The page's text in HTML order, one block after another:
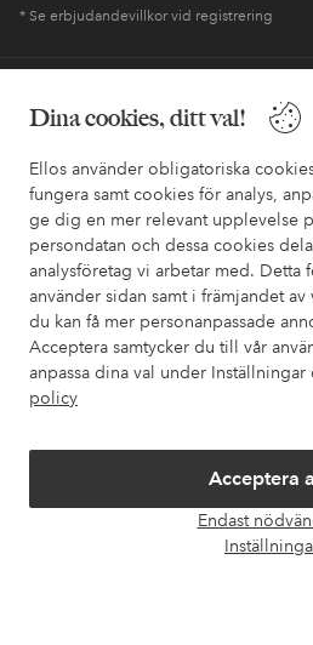
Dina cookies, ditt val!
Ellos använder obligatoriska
fungera samt cookies för analys,
ge dig en mer relevant upplevelse
persondatan och dessa cookies
analysföretag vi arbetar med. Detta
använder sidan samt i främjandet
du kan få mer personanpassade
Acceptera samtycker du till vår
anpassa dina val under Inställningar
policy
Acceptera
Endast
* Se erbjudandevillkor vid registrering
också information om hur du enklast
Kundservice Beställning
Mina sidor
Om Ellos